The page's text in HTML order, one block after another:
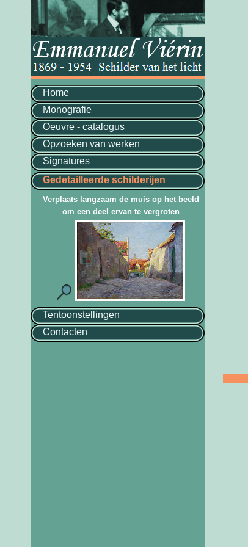
Home
Monografie
Oeuvre - catalogus
Opzoeken van werken
Signatures
Gedetailleerde schilderijen
Verplaats langzaam de muis op het beeld
om een deel ervan te vergroten
Tentoonstellingen
Contacten